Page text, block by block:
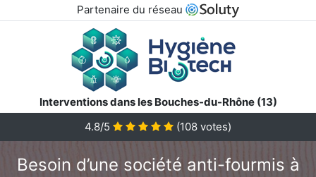
Partenaire du réseau
Interventions dans les Bouches-du-Rhône (13)
4.8/5
(108 votes)
Besoin d’une société anti-fourmis à